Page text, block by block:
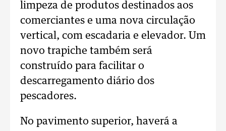
limpeza de produtos destinados aos
comerciantes e uma nova circulação
vertical, com escadaria e elevador. Um
novo trapiche também será
construído para facilitar o
descarregamento diário dos
pescadores.
No pavimento superior, haverá a